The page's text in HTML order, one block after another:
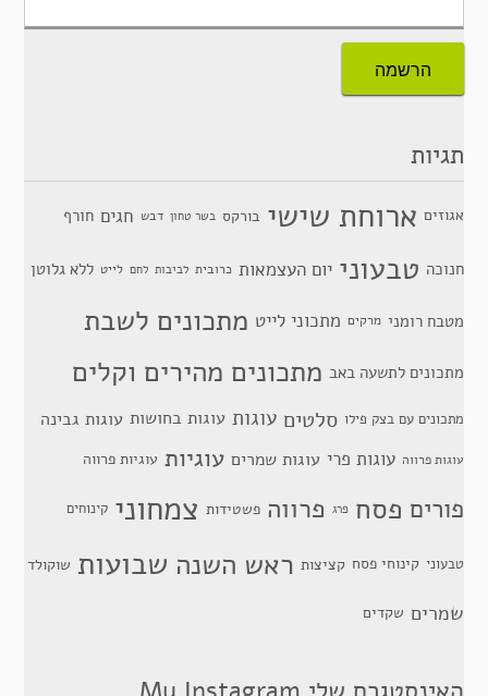
תגיות
אגוזים ארוחת שישי בורקס בשר טחון דבש חגים חורף
חנוכה טבעוני יום העצמאות כרובית לביבות לחם לייט ללא גלוטן
מטבח רומני מרקים מתכוני לייט מתכונים לשבת
מתכונים לתשעה באב מתכונים מהירים וקלים
מתכונים עם בצק פילו סלטים עוגות עוגות בחושות עוגות גבינה
עוגות פרווה עוגות פרי עוגות שמרים עוגיות עוגיות פרווה
פורים פסח פרג פרווה פשטידות צמחוני קינוחים
טבעוני קינוחי פסח קציצות ראש השנה שבועות שוקולד
שמרים שקדים